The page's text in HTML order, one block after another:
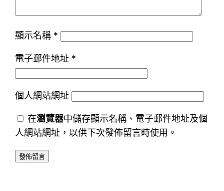
顯示名稱 *
電子郵件地址 *
個人網站網址
在瀏覽器中儲存顯示名稱、電子郵件地址及個
人網站網址，以供下次發佈留言時使用。